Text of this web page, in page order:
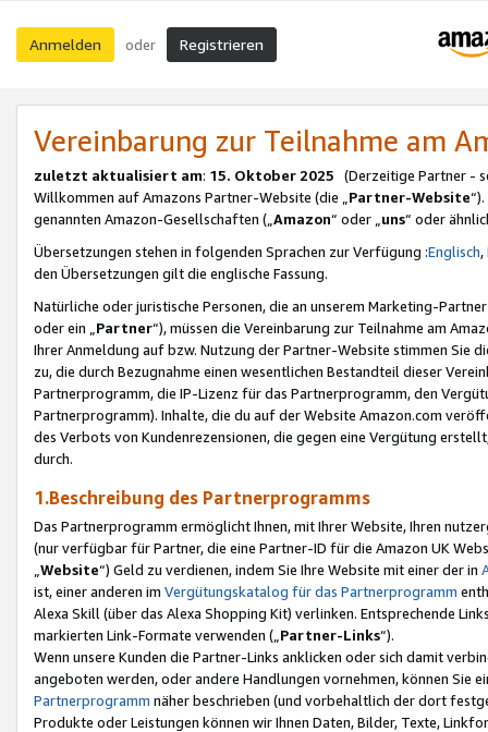
Anmelden oder Registrieren
Vereinbarung zur Teilnahme am
zuletzt aktualisiert am: 15. Oktober 2025 (Derzeitige Partner -
Willkommen auf Amazons Partner-Website (die „Partner-Website
genannten Amazon-Gesellschaften („Amazon“ oder „uns“ oder
Übersetzungen stehen in folgenden Sprachen zur Verfügung :Englisch,
den Übersetzungen gilt die englische Fassung.
Natürliche oder juristische Personen, die an unserem Marketing-
oder ein „Partner“), müssen die Vereinbarung zur Teilnahme am
Ihrer Anmeldung auf bzw. Nutzung der Partner-Website stimmen Sie
zu, die durch Bezugnahme einen wesentlichen Bestandteil dieser
Partnerprogramm, die IP-Lizenz für das Partnerprogramm, den
Partnerprogramm). Inhalte, die du auf der Website Amazon.com
des Verbots von Kundenrezensionen, die gegen eine Vergütung
durch.
1.Beschreibung des Partnerprogramms
Das Partnerprogramm ermöglicht Ihnen, mit Ihrer Website, Ihren
(nur verfügbar für Partner, die eine Partner-ID für die Amazon UK
Website“) Geld zu verdienen, indem Sie Ihre Website mit einer der in
ist, einer anderen im Vergütungskatalog für das Partnerprogramm
Alexa Skill (über das Alexa Shopping Kit) verlinken. Entsprechende
markierten Link-Formate verwenden („ Partner-Links“).
Wenn unsere Kunden die Partner-Links anklicken oder sich damit
angeboten werden, oder andere Handlungen vornehmen, können Sie
Partnerprogramm näher beschrieben (und vorbehaltlich der dort
Produkte oder Leistungen können wir Ihnen Daten, Bilder, Texte,